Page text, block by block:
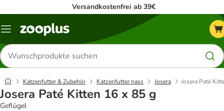
Versandkostenfrei ab 39€
Menü
Produkte
suchen
Katzenfutter & Zubehör Katzenfutter nass Josera Josera Paté
Josera Paté Kitten 16 x 85 g
Geflügel